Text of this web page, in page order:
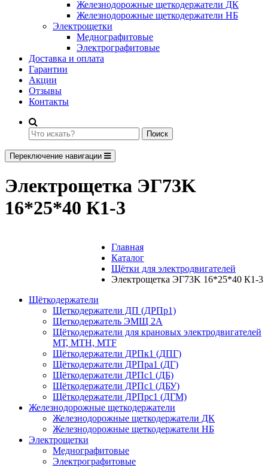
Железнодорожные щеткодержатели ДК
Железнодорожные щеткодержатели НБ
Электрощетки
Меднографитовые
Электрографитовые
Доставка и оплата
Гарантии
Акции
Отзывы
Контакты
Поиск
Переключение навигации
Электрощетка ЭГ73K
16*25*40 К1-3
Главная
Каталог
Щётки для электродвигателей
Электрощетка ЭГ73K 16*25*40 К1-3
Щёткодержатели
Щеткодержатели ДП (ДРПр1)
Щеткодержатель ЭМЩ 2А
Щёткодержатели для крановых электродвигателей
МТ, МТН, МТF
Щёткодержатели ДРПк1 (ДПГ)
Щёткодержатели ДРПра1 (ДГ)
Щёткодержатели ДРПс1 (ДБ)
Щёткодержатели ДРПс1 (ДБУ)
Щёткодержатели ДРПрс1 (ДГМ)
Железнодорожные щеткодержатели
Железнодорожные щеткодержатели ДК
Железнодорожные щеткодержатели НБ
Электрощетки
Меднографитовые
Электрографитовые